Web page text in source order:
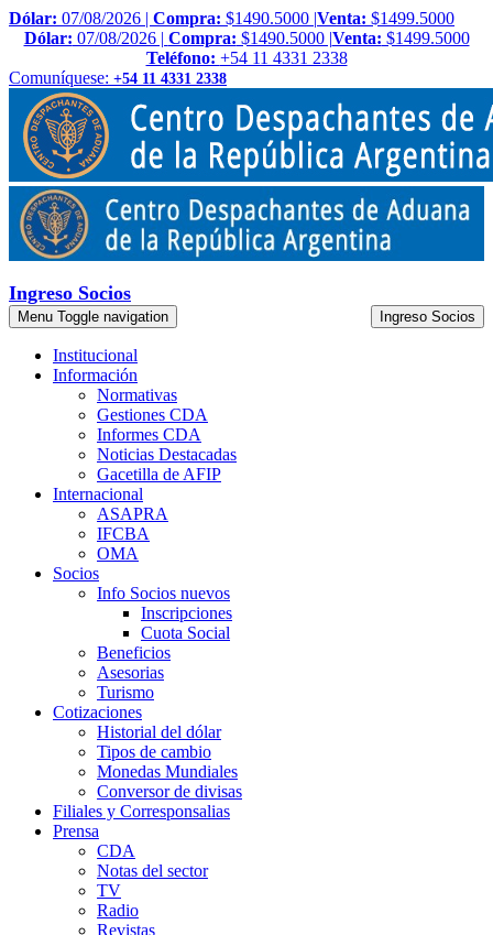
Dólar: 07/08/2026 | Compra: $1490.5000 |Venta: $1499.5000
Dólar: 07/08/2026 | Compra: $1490.5000 |Venta: $1499.5000
Teléfono: +54 11 4331 2338
Comuníquese: +54 11 4331 2338
Ingreso Socios
Menu Toggle navigation Ingreso Socios
Institucional
Información
Normativas
Gestiones CDA
Informes CDA
Noticias Destacadas
Gacetilla de AFIP
Internacional
ASAPRA
IFCBA
OMA
Socios
Info Socios nuevos
Inscripciones
Cuota Social
Beneficios
Asesorias
Turismo
Cotizaciones
Historial del dólar
Tipos de cambio
Monedas Mundiales
Conversor de divisas
Filiales y Corresponsalias
Prensa
CDA
Notas del sector
TV
Radio
Revistas